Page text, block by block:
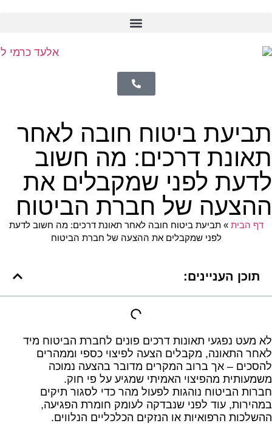
תביעת ביטוח חובה לאחר
תאונת דרכים: מה חשוב
לדעת לפני שמקבלים את
ההצעה של חברת הביטוח
דף הבית »תביעת ביטוח חובה לאחר תאונת דרכים: מה חשוב לדעת
לפני שמקבלים את ההצעה של חברת הביטוח
תוכן העניינים:
לא מעט נפגעי תאונות דרכים פונים לחברת הביטוח מיד
לאחר התאונה, מקבלים הצעה לפיצוי כספי וממהרים
להסכים – אך ברוב המקרים מדובר בהצעה נמוכה
משמעותית מהפיצוי האמיתי שמגיע על פי חוק.
חברות הביטוח נוהגות לפעול מהר כדי לסגור תיקים
במהירות, עוד לפני שנבדקה לעומק חומרת הפגיעה,
ההשלכות הרפואיות או הנזקים הכלכליים הנלווים.